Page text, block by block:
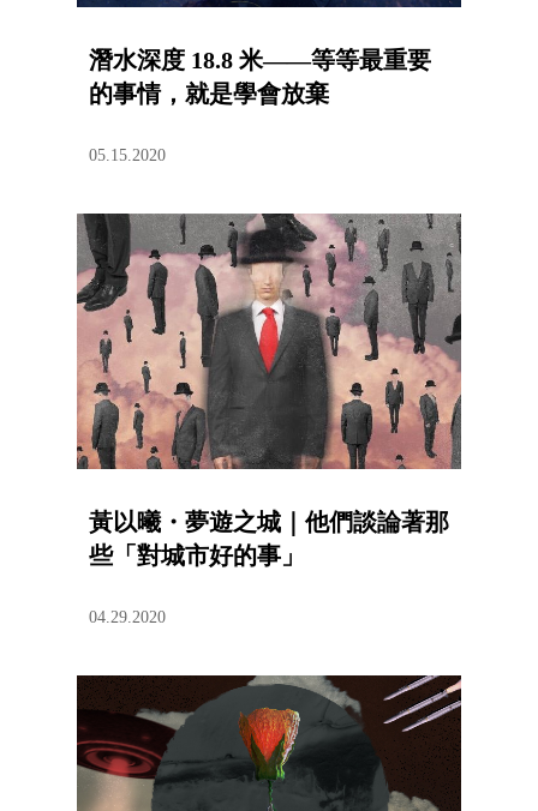
潛水深度 18.8 米——等等最重要
的事情，就是學會放棄
05.15.2020
黃以曦・夢遊之城｜他們談論著那
些「對城市好的事」
04.29.2020